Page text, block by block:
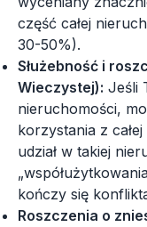
część całej
30-50%).
Służebność i
Wieczystej): Jeśli
nieruchomości,
korzystania z
udział w takiej
kończy się
Roszczenia o